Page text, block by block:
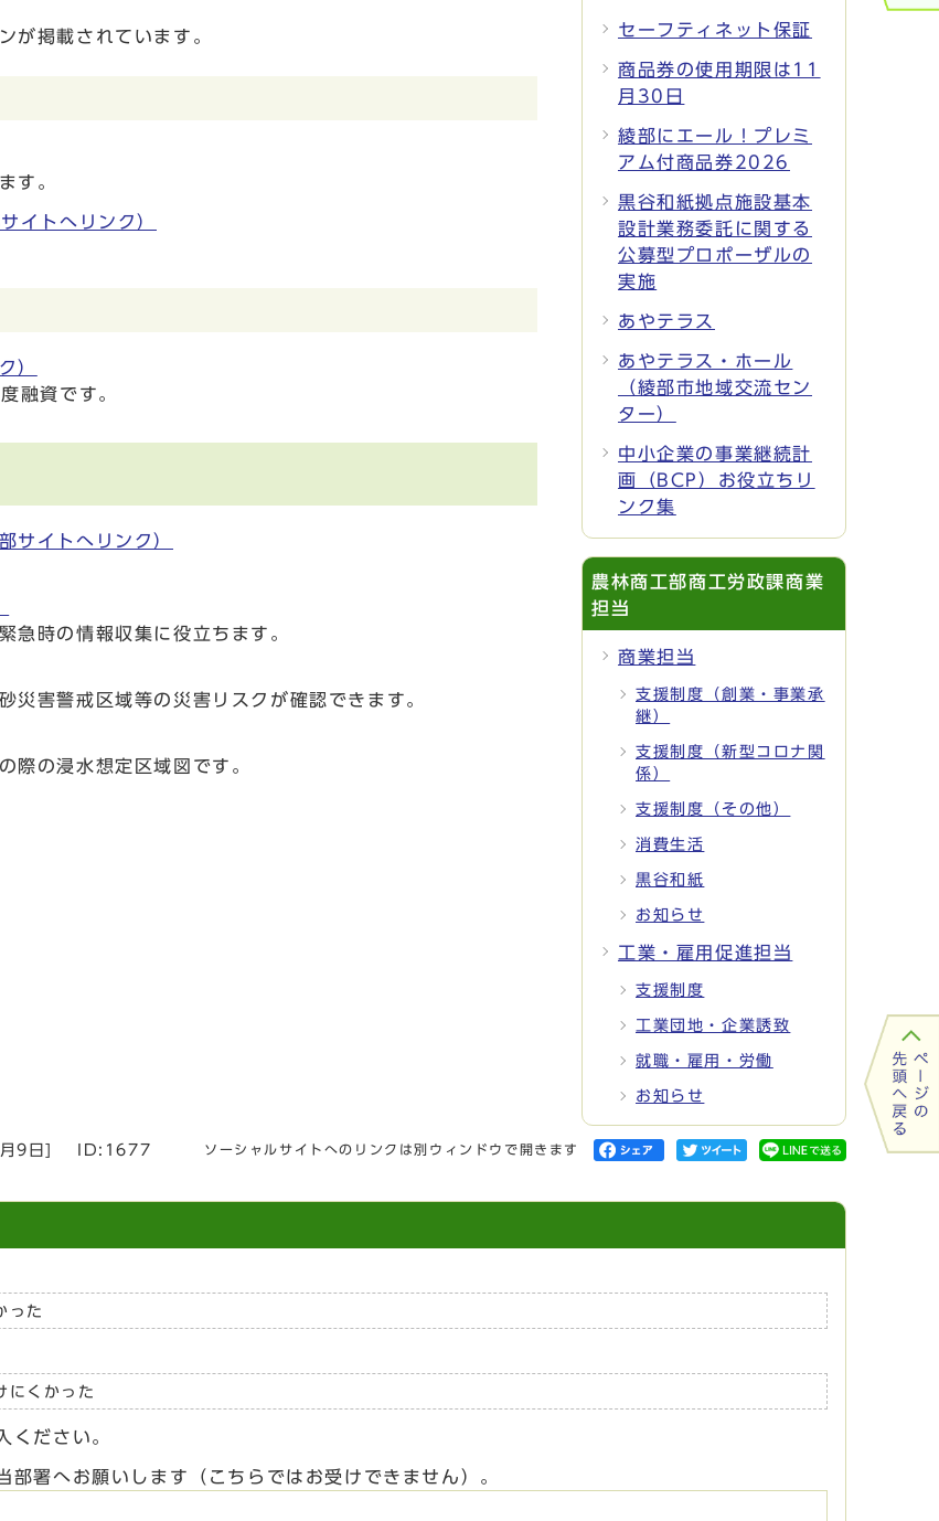
が掲載されています。
す。
イトへリンク）
）
融資です。
サイトへリンク）
急時の情報収集に役立ちます。
災害警戒区域等の災害リスクが確認できます。
際の浸水想定区域図です。
セーフティネット保証
商品券の使用期限は11
月30日
綾部にエール！プレミ
アム付商品券2026
黒谷和紙拠点施設基本
設計業務委託に関する
公募型プロポーザルの
実施
あやテラス
あやテラス・ホール
（綾部市地域交流セン
ター）
中小企業の事業継続計
画（BCP）お役立ちリ
ンク集
農林商工部商工労政課商業
担当
商業担当
支援制度（創業・事業承
継）
支援制度（新型コロナ関
係）
支援制度（その他）
消費生活
黒谷和紙
お知らせ
工業・雇用促進担当
支援制度
工業団地・企業誘致
就職・雇用・労働
お知らせ
9日 ID:1677 ソーシャルサイトへのリンクは別ウィンドウで開きます
った
にくかった
ください。
部署へお願いします（こちらではお受けできません）。